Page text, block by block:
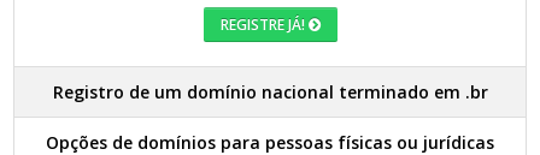
REGISTRE JÁ!
Registro de um domínio nacional terminado em .br
Opções de domínios para pessoas físicas ou jurídicas